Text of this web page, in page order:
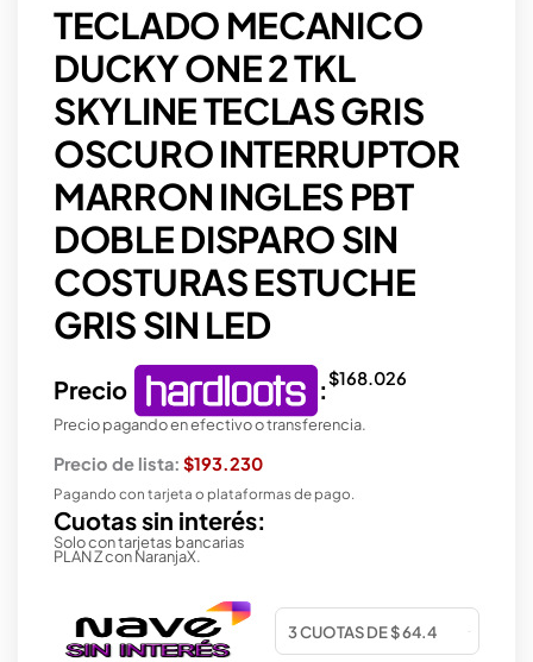
TECLADO MECANICO
DUCKY ONE 2 TKL
SKYLINE TECLAS GRIS
OSCURO INTERRUPTOR
MARRON INGLES PBT
DOBLE DISPARO SIN
COSTURAS ESTUCHE
GRIS SIN LED
Precio :$168.026
Precio pagando en efectivo o transferencia.
Precio de lista: $193.230
Pagando con tarjeta o plataformas de pago.
Cuotas sin interés:
Solo con tarjetas bancarias
PLAN Z con NaranjaX.